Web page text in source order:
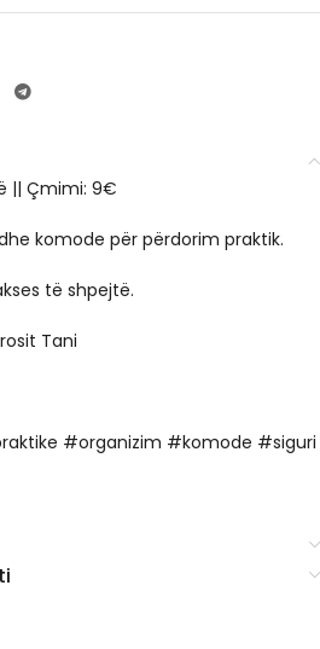
|| Çmimi: 9€
komode për përdorim praktik.
të shpejtë.
Tani
#organizim #komode #siguri